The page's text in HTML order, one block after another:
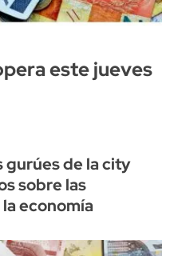
este jueves
gurúes de la city
sobre las
economía